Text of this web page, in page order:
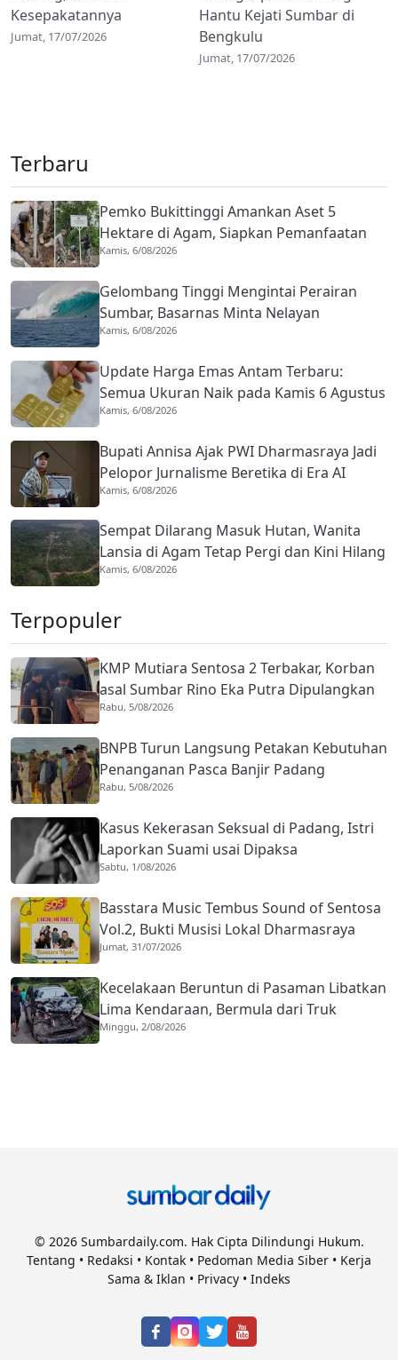
Kesepakatannya
Jumat, 17/07/2026
Hantu Kejati Sumbar di
Bengkulu
Jumat, 17/07/2026
Terbaru
Pemko Bukittinggi Amankan Aset 5
Hektare di Agam, Siapkan Pemanfaatan
Bersama
Kamis, 6/08/2026
Gelombang Tinggi Mengintai Perairan
Sumbar, Basarnas Minta Nelayan
Utamakan Keselamatan
Kamis, 6/08/2026
Update Harga Emas Antam Terbaru:
Semua Ukuran Naik pada Kamis 6 Agustus
2026
Kamis, 6/08/2026
Bupati Annisa Ajak PWI Dharmasraya Jadi
Pelopor Jurnalisme Beretika di Era AI
Kamis, 6/08/2026
Sempat Dilarang Masuk Hutan, Wanita
Lansia di Agam Tetap Pergi dan Kini Hilang
Kamis, 6/08/2026
Terpopuler
KMP Mutiara Sentosa 2 Terbakar, Korban
asal Sumbar Rino Eka Putra Dipulangkan
ke Agam
Rabu, 5/08/2026
BNPB Turun Langsung Petakan Kebutuhan
Penanganan Pasca Banjir Padang
Rabu, 5/08/2026
Kasus Kekerasan Seksual di Padang, Istri
Laporkan Suami usai Dipaksa
Berhubungan dengan Pria Asing
Sabtu, 1/08/2026
Basstara Music Tembus Sound of Sentosa
Vol.2, Bukti Musisi Lokal Dharmasraya
Mampu Bersaing di Panggung Nasional
Jumat, 31/07/2026
Kecelakaan Beruntun di Pasaman Libatkan
Lima Kendaraan, Bermula dari Truk
Diduga Rem Blong
Minggu, 2/08/2026
© 2026 Sumbardaily.com. Hak Cipta Dilindungi Hukum.
Tentang • Redaksi • Kontak • Pedoman Media Siber • Kerja
Sama & Iklan • Privacy • Indeks